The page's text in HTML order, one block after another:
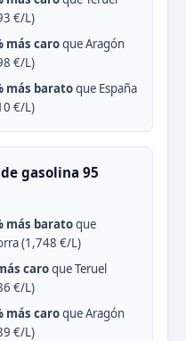
€/L)
más caroque Aragón
€/L)
más baratoque España
€/L)
gasolina 95
más baratoque
(1,748 €/L)
caroque Teruel
€/L)
más caroque Aragón
€/L)